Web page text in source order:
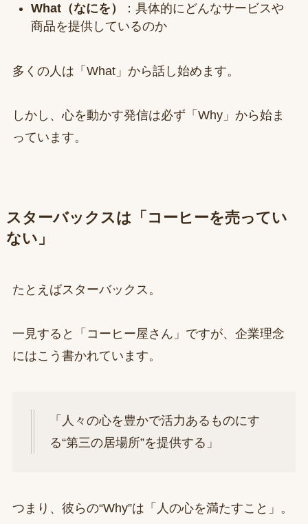
What（なにを）
：具体的にどんなサービスや
商品を提供しているのか
多くの人は「What」から話し始めます。
しかし、心を動かす発信は必ず「Why」から始ま
っています。
スターバックスは「コーヒーを売ってい
ない」
たとえばスターバックス。
一見すると「コーヒー屋さん」ですが、企業理念
にはこう書かれています。
「人々の心を豊かで活力あるものにす
る“第三の居場所”を提供する」
つまり、彼らの“Why”は「人の心を満たすこと」。